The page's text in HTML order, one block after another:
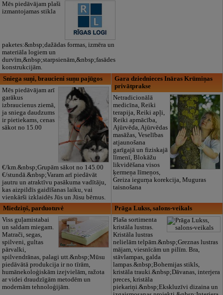
Mēs piedāvājam plaši
izmantojamas stikla
paketes:&nbsp;dažādas formas, izmēra un
materiāla logiem un
durvīm,&nbsp;starpsienām,&nbsp;fasādes
konstrukcijām.
Sniega suņi, braucieni suņu pajūgos
Mēs piedāvājam arī
garākus
izbraucienus ziemā,
ja sniega daudzums
ir pietiekams, cenas
sākot no 15.00
€/km.&nbsp;Grupām sākot no 145.00
€/stundā.&nbsp;Varam arī piedāvāt
jautru un atraktīvu pasākuma vadītāju,
kas aizpildīs gaidīšanas laiku, vai
vienkārši izklaidēs Jūs un Jūsu bērnus.
Gara dziednieces Ināras Krūmiņas
privātprakse
Netradicionālā
medicīna, Reiki
terapija, Reiki apļi,
Reiki apmācība,
Ajūrvēda, Ajūrvēdas
masāžas, Veselības
atjaunošana
garīgajā un fiziskajā
līmenī, Blokāžu
likvidēšana visos
ķermeņa līmeņos,
Greiza iegurņa korekcija, Muguras
taisnošana
Miedziņš, parduotuvė
Viss guļamistabai
un saldam miegam.
Matrači, segas,
spilveni, gultas
pārvalki,
spilvendrānas, palagi utt.&nbsp;Mūsu
piedāvātā produkcija ir no tīrām,
humānekoloģiskām izejvielām, ražota
ar videi draudzīgām metodēm un
modernām tehnoloģijām.
Prāga Lukss, salons-veikals
Plaša sortimenta
kristāla lustras.
Kristāla lustras
nelielām telpām.&nbsp;Greznas lustras
mājam, viesnīcām un pilīm. Bra,
stāvlampas, galda
lampas.&nbsp;Bohemijas stikls,
kristāla trauki.&nbsp;Dāvanas, interjera
preces, kristāla
piekariņi.&nbsp;Ekskluzīvi dizaina un